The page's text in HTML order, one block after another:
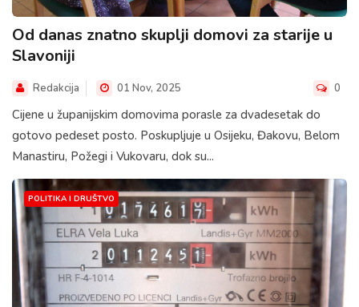
Od danas znatno skuplji domovi za starije u
Slavoniji
Redakcija 01 Nov, 2025 0
Cijene u županijskim domovima porasle za dvadesetak do
gotovo pedeset posto. Poskupljuje u Osijeku, Đakovu, Belom
Manastiru, Požegi i Vukovaru, dok su...
POLITIKA I DRUŠTVO